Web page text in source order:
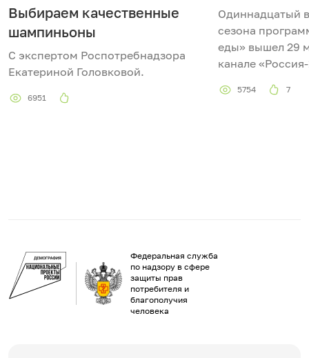
Выбираем качественные
шампиньоны
С экспертом Роспотребнадзора
Екатериной Головковой.
6951
Одиннадцатый
сезона
еды» вышел 29
канале
5754 7
Федеральная служба
по надзору в сфере
защиты прав
потребителя и
благополучия
человека